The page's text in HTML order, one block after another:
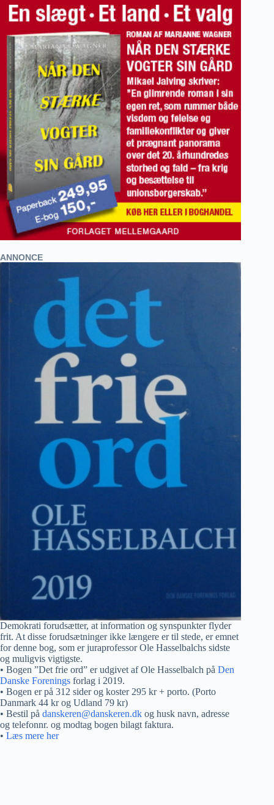
ANNONCE
Demokrati forudsætter, at information og synspunkter flyder
frit. At disse forudsætninger ikke længere er til stede, er emnet
for denne bog, som er juraprofessor Ole Hasselbalchs sidste
og muligvis vigtigste.
• Bogen ”Det frie ord” er udgivet af Ole Hasselbalch på Den
Danske Forenings forlag i 2019.
• Bogen er på 312 sider og koster 295 kr + porto. (Porto
Danmark 44 kr og Udland 79 kr)
• Bestil på danskeren@danskeren.dk og husk navn, adresse
og telefonnr. og modtag bogen bilagt faktura.
• Læs mere her